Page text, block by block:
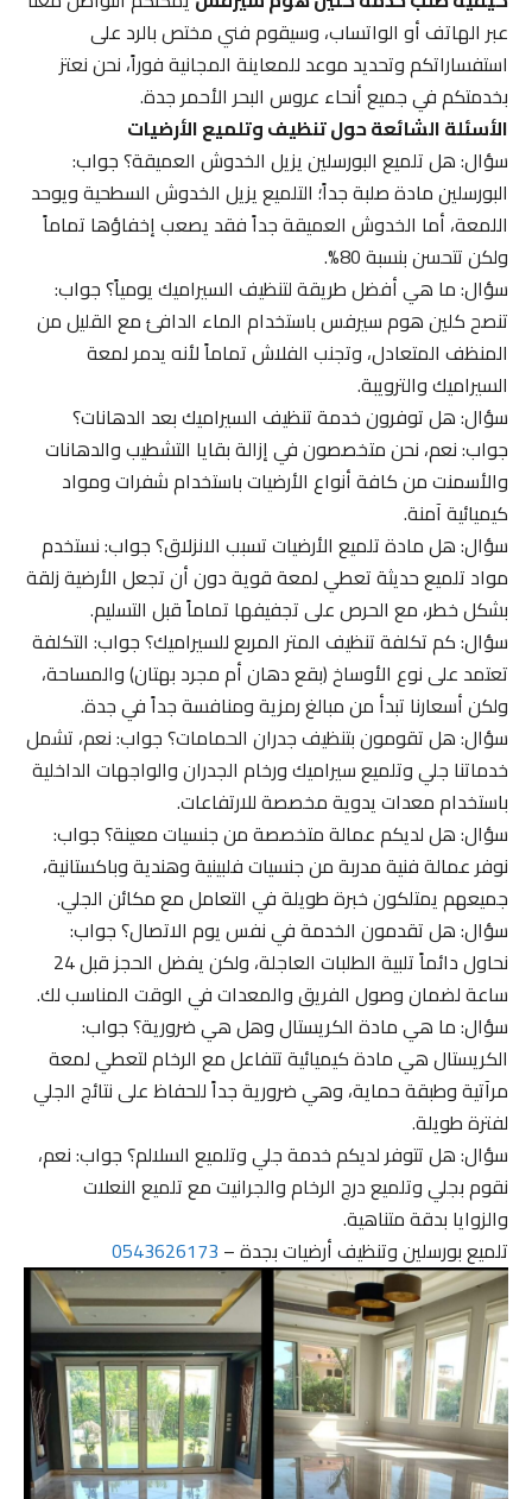
عبر الهاتف أو الواتساب، وسيقوم فني مختص بالرد على
استفساراتكم وتحديد موعد للمعاينة المجانية فوراً، نحن نعتز
بخدمتكم في جميع أنحاء عروس البحر الأحمر جدة.
الأسئلة الشائعة حول تنظيف وتلميع الأرضيات
سؤال: هل تلميع البورسلين يزيل الخدوش العميقة؟ جواب:
البورسلين مادة صلبة جداً؛ التلميع يزيل الخدوش السطحية ويوحد
اللمعة، أما الخدوش العميقة جداً فقد يصعب إخفاؤها تماماً
ولكن تتحسن بنسبة 80%.
سؤال: ما هي أفضل طريقة لتنظيف السيراميك يومياً؟ جواب:
تنصح كلين هوم سيرفس باستخدام الماء الدافئ مع القليل من
المنظف المتعادل، وتجنب الفلاش تماماً لأنه يدمر لمعة
السيراميك والترويبة.
سؤال: هل توفرون خدمة تنظيف السيراميك بعد الدهانات؟
جواب: نعم، نحن متخصصون في إزالة بقايا التشطيب والدهانات
والأسمنت من كافة أنواع الأرضيات باستخدام شفرات ومواد
كيميائية آمنة.
سؤال: هل مادة تلميع الأرضيات تسبب الانزلاق؟ جواب: نستخدم
مواد تلميع حديثة تعطي لمعة قوية دون أن تجعل الأرضية زلقة
بشكل خطر، مع الحرص على تجفيفها تماماً قبل التسليم.
سؤال: كم تكلفة تنظيف المتر المربع للسيراميك؟ جواب: التكلفة
تعتمد على نوع الأوساخ (بقع دهان أم مجرد بهتان) والمساحة،
ولكن أسعارنا تبدأ من مبالغ رمزية ومنافسة جداً في جدة.
سؤال: هل تقومون بتنظيف جدران الحمامات؟ جواب: نعم، تشمل
خدماتنا جلي وتلميع سيراميك ورخام الجدران والواجهات الداخلية
باستخدام معدات يدوية مخصصة للارتفاعات.
سؤال: هل لديكم عمالة متخصصة من جنسيات معينة؟ جواب:
نوفر عمالة فنية مدربة من جنسيات فلبينية وهندية وباكستانية،
جميعهم يمتلكون خبرة طويلة في التعامل مع مكائن الجلي.
سؤال: هل تقدمون الخدمة في نفس يوم الاتصال؟ جواب:
نحاول دائماً تلبية الطلبات العاجلة، ولكن يفضل الحجز قبل 24
ساعة لضمان وصول الفريق والمعدات في الوقت المناسب لك.
سؤال: ما هي مادة الكريستال وهل هي ضرورية؟ جواب:
الكريستال هي مادة كيميائية تتفاعل مع الرخام لتعطي لمعة
مرآتية وطبقة حماية، وهي ضرورية جداً للحفاظ على نتائج الجلي
لفترة طويلة.
سؤال: هل تتوفر لديكم خدمة جلي وتلميع السلالم؟ جواب: نعم،
نقوم بجلي وتلميع درج الرخام والجرانيت مع تلميع النعلات
والزوايا بدقة متناهية.
تلميع بورسلين وتنظيف أرضيات بجدة –0543626173